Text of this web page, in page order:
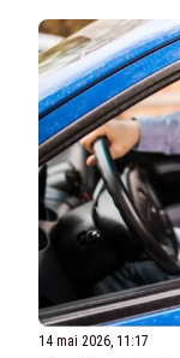
14 mai 2026, 11:17